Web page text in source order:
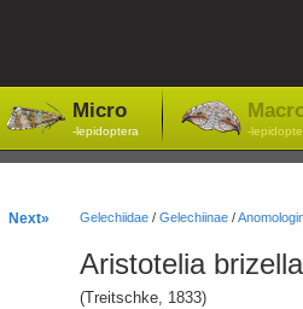
Micro
-lepidoptera -
Gelechiidae/ Gelechiinae/
Aristotelia
(Treitschke, 1833)
Next»